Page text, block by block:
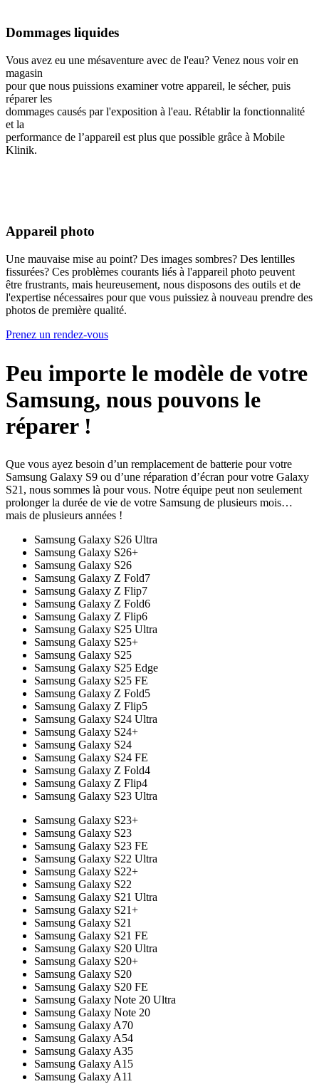
Dommages liquides
Vous avez eu une mésaventure avec de l'eau? Venez nous voir en
magasin
pour que nous puissions examiner votre appareil, le sécher, puis
réparer les
dommages causés par l'exposition à l'eau. Rétablir la fonctionnalité
et la
performance de l’appareil est plus que possible grâce à Mobile
Klinik.
Appareil photo
Une mauvaise mise au point? Des images sombres? Des lentilles
fissurées? Ces problèmes courants liés à l'appareil photo peuvent
être frustrants, mais heureusement, nous disposons des outils et de
l'expertise nécessaires pour que vous puissiez à nouveau prendre des
photos de première qualité.
Prenez un rendez-vous
Peu importe le modèle de votre
Samsung, nous pouvons le
réparer !
Que vous ayez besoin d’un remplacement de batterie pour votre
Samsung Galaxy S9 ou d’une réparation d’écran pour votre Galaxy
S21, nous sommes là pour vous. Notre équipe peut non seulement
prolonger la durée de vie de votre Samsung de plusieurs mois…
mais de plusieurs années !
Samsung Galaxy S26 Ultra
Samsung Galaxy S26+
Samsung Galaxy S26
Samsung Galaxy Z Fold7
Samsung Galaxy Z Flip7
Samsung Galaxy Z Fold6
Samsung Galaxy Z Flip6
Samsung Galaxy S25 Ultra
Samsung Galaxy S25+
Samsung Galaxy S25
Samsung Galaxy S25 Edge
Samsung Galaxy S25 FE
Samsung Galaxy Z Fold5
Samsung Galaxy Z Flip5
Samsung Galaxy S24 Ultra
Samsung Galaxy S24+
Samsung Galaxy S24
Samsung Galaxy S24 FE
Samsung Galaxy Z Fold4
Samsung Galaxy Z Flip4
Samsung Galaxy S23 Ultra
Samsung Galaxy S23+
Samsung Galaxy S23
Samsung Galaxy S23 FE
Samsung Galaxy S22 Ultra
Samsung Galaxy S22+
Samsung Galaxy S22
Samsung Galaxy S21 Ultra
Samsung Galaxy S21+
Samsung Galaxy S21
Samsung Galaxy S21 FE
Samsung Galaxy S20 Ultra
Samsung Galaxy S20+
Samsung Galaxy S20
Samsung Galaxy S20 FE
Samsung Galaxy Note 20 Ultra
Samsung Galaxy Note 20
Samsung Galaxy A70
Samsung Galaxy A54
Samsung Galaxy A35
Samsung Galaxy A15
Samsung Galaxy A11